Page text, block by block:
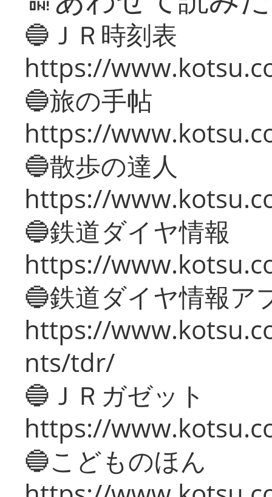
🔵ＪＲ時刻表
https://
🔵旅の手帖
https://
🔵散歩の達人
https://
🔵鉄道ダイヤ情報
https://
🔵鉄道ダイヤ情報ア
https://
nts/tdr/
🔵ＪＲガゼット
https://
🔵こどものほん